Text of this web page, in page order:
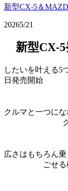
ー
ジ
シ
ョ
%title
新型CX-5＆
20265/21
新型CX-5
したいを叶える5
日発売開始
クルマと一つに
広さはもちろん
ごせ